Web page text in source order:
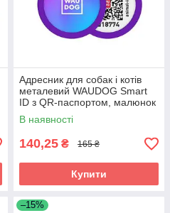
Адресник для собак і котів
металевий WAUDOG Smart
ID з QR-паспортом, малюнок
"Градієнт фіолетовий", коло,
В наявності
140,25 ₴ 165 ₴
Купити
–15%